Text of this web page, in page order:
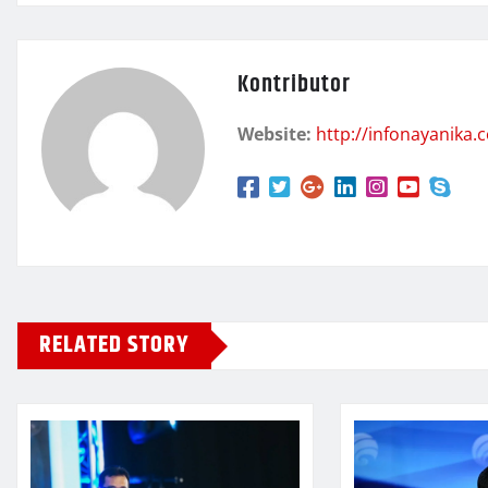
Kontributor
Website: http://
RELATED STORY